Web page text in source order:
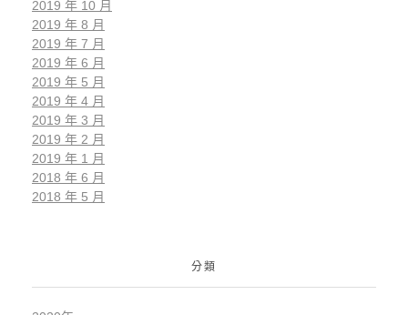
2019 年 10 月
2019 年 8 月
2019 年 7 月
2019 年 6 月
2019 年 5 月
2019 年 4 月
2019 年 3 月
2019 年 2 月
2019 年 1 月
2018 年 6 月
2018 年 5 月
分類